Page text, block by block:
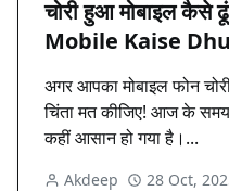
चोरी हुआ मोबाइल
Mobile Kaise
अगर आपका मोबाइल फोन
चिंता मत कीजिए! आज के
कहीं आसान हो गया है।...
Akdeep 28 Oct,